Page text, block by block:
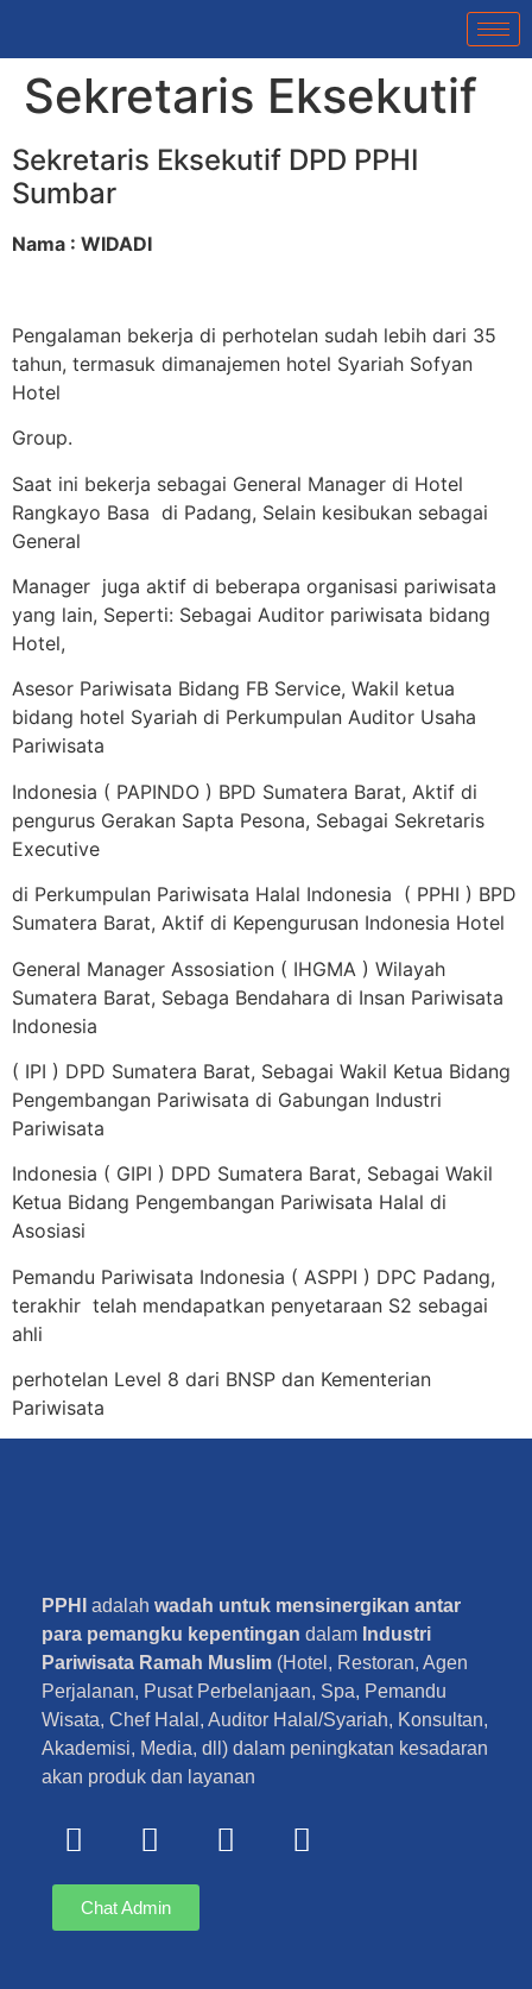
Sekretaris Eksekutif
Sekretaris Eksekutif DPD PPHI
Sumbar
Nama : WIDADI
Pengalaman bekerja di perhotelan sudah lebih dari 35
tahun, termasuk dimanajemen hotel Syariah Sofyan
Hotel
Group.
Saat ini bekerja sebagai General Manager di Hotel
Rangkayo Basa di Padang, Selain kesibukan sebagai
General
Manager juga aktif di beberapa organisasi pariwisata
yang lain, Seperti: Sebagai Auditor pariwisata bidang
Hotel,
Asesor Pariwisata Bidang FB Service, Wakil ketua
bidang hotel Syariah di Perkumpulan Auditor Usaha
Pariwisata
Indonesia ( PAPINDO ) BPD Sumatera Barat, Aktif di
pengurus Gerakan Sapta Pesona, Sebagai Sekretaris
Executive
di Perkumpulan Pariwisata Halal Indonesia ( PPHI ) BPD
Sumatera Barat, Aktif di Kepengurusan Indonesia Hotel
General Manager Assosiation ( IHGMA ) Wilayah
Sumatera Barat, Sebaga Bendahara di Insan Pariwisata
Indonesia
( IPI ) DPD Sumatera Barat, Sebagai Wakil Ketua Bidang
Pengembangan Pariwisata di Gabungan Industri
Pariwisata
Indonesia ( GIPI ) DPD Sumatera Barat, Sebagai Wakil
Ketua Bidang Pengembangan Pariwisata Halal di
Asosiasi
Pemandu Pariwisata Indonesia ( ASPPI ) DPC Padang,
terakhir telah mendapatkan penyetaraan S2 sebagai
ahli
perhotelan Level 8 dari BNSP dan Kementerian
Pariwisata
PPHI adalah wadah untuk mensinergikan antar
para pemangku kepentingan dalam Industri
Pariwisata Ramah Muslim (Hotel, Restoran, Agen
Perjalanan, Pusat Perbelanjaan, Spa, Pemandu
Wisata, Chef Halal, Auditor Halal/Syariah, Konsultan,
Akademisi, Media, dll) dalam peningkatan kesadaran
akan produk dan layanan
Chat Admin